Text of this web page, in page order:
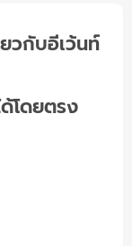
วกับอีเว้นท์
โดยตรง